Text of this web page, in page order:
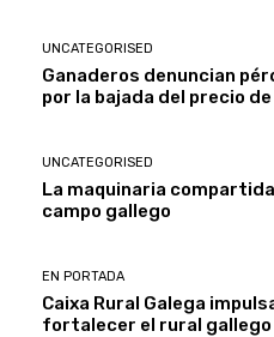
UNCATEGORISED
Ganaderos denuncian
por la bajada del precio
UNCATEGORISED
La maquinaria
campo gallego
EN PORTADA
Caixa Rural Galega
fortalecer el rural gallego